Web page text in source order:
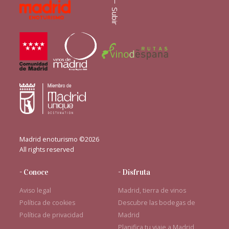
Madrid enoturismo ©2026
All rights reserved
- Conoce
Aviso legal
Política de cookies
Política de privacidad
- Disfruta
Madrid, tierra de vinos
Descubre las bodegas de
Madrid
Planifica tu viaje a Madrid
Subir